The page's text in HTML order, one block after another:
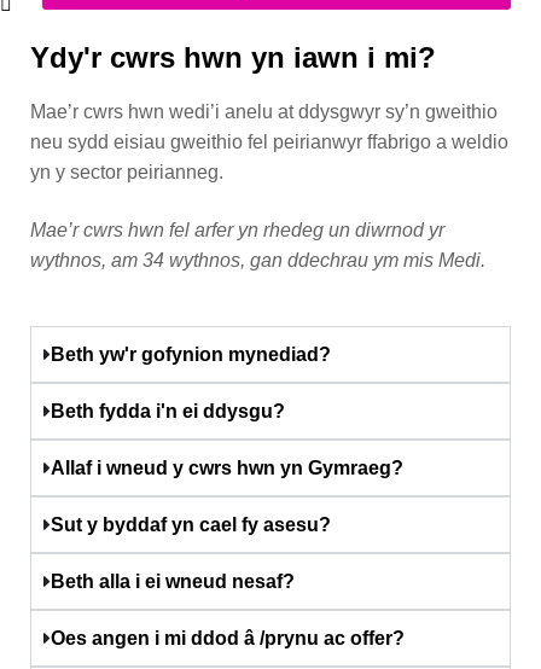
Ydy'r cwrs hwn yn iawn i mi?
Mae’r cwrs hwn wedi’i anelu at ddysgwyr sy’n gweithio
neu sydd eisiau gweithio fel peirianwyr ffabrigo a weldio
yn y sector peirianneg.
Mae’r cwrs hwn fel arfer yn rhedeg un diwrnod yr
wythnos, am 34 wythnos, gan ddechrau ym mis Medi.
Beth yw'r gofynion mynediad?
Beth fydda i'n ei ddysgu?
Allaf i wneud y cwrs hwn yn Gymraeg?
Sut y byddaf yn cael fy asesu?
Beth alla i ei wneud nesaf?
Oes angen i mi ddod â /prynu ac offer?